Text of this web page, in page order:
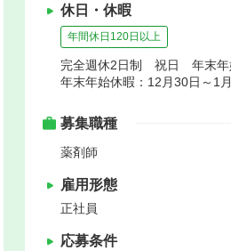
休日・休暇
年間休日120日以上
完全週休2日制 祝日 年末
年末年始休暇：12月30日～1
募集職種
薬剤師
雇用形態
正社員
応募条件